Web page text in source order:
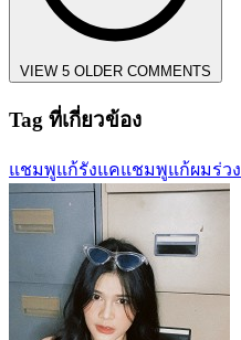
VIEW 5 OLDER COMMENTS
Tag ที่เกี่ยวข้อง
แชมพูแก้รังแคแชมพูแก้ผมร่วง